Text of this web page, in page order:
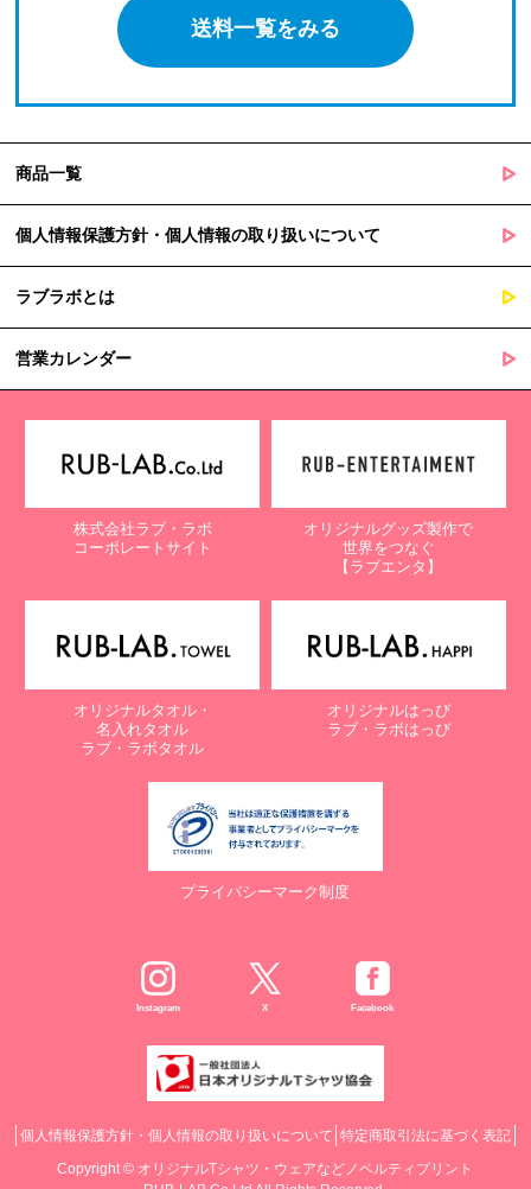
送料一覧をみる
商品一覧
個人情報保護方針・個人情報の取り扱いについて
ラブラボとは
営業カレンダー
株式会社ラブ・ラボ
コーポレートサイト
オリジナルグッズ製作で
世界をつなぐ
【ラブエンタ】
オリジナルタオル・
名入れタオル
ラブ・ラボタオル
オリジナルはっぴ
ラブ・ラボはっぴ
プライバシーマーク制度
Instagram X Facebook
個人情報保護方針・個人情報の取り扱いについて 特定商取引法に基づく表記
Copyright © オリジナルTシャツ・ウェアなどノベルティプリント